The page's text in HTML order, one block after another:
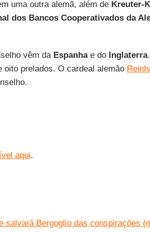
uma outra alemã, além de Kreuter-
dos Bancos Cooperativados da
vêm da Espanhae do Inglaterra
oito prelados. O cardeal alemão
aqui.
salvará Bergoglio das conspirações